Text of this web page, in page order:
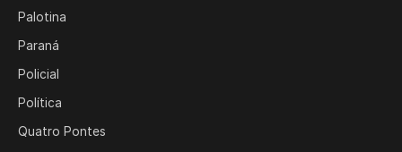
Palotina
Paraná
Policial
Política
Quatro Pontes